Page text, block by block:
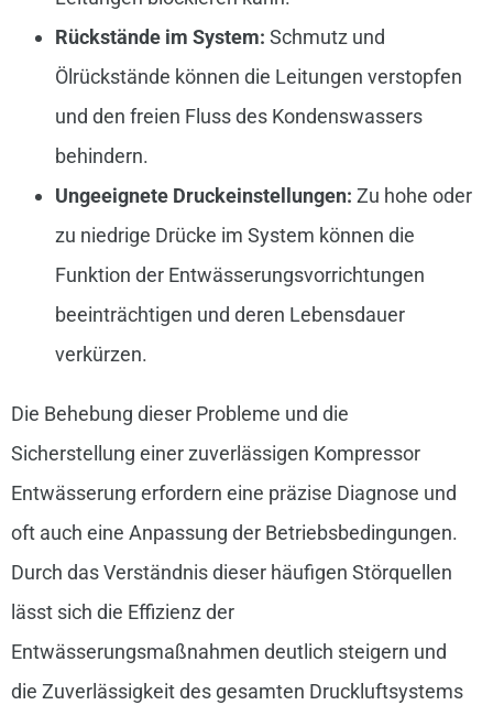
Rückstände im System: Schmutz und
Ölrückstände können die Leitungen verstopfen
und den freien Fluss des Kondenswassers
behindern.
Ungeeignete Druckeinstellungen: Zu hohe oder
zu niedrige Drücke im System können die
Funktion der Entwässerungsvorrichtungen
beeinträchtigen und deren Lebensdauer
verkürzen.
Die Behebung dieser Probleme und die
Sicherstellung einer zuverlässigen Kompressor
Entwässerung erfordern eine präzise Diagnose und
oft auch eine Anpassung der Betriebsbedingungen.
Durch das Verständnis dieser häufigen Störquellen
lässt sich die Effizienz der
Entwässerungsmaßnahmen deutlich steigern und
die Zuverlässigkeit des gesamten Druckluftsystems